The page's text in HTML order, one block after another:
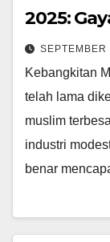
2025:
Kebangkitan
telah lama
muslim
industri
benar